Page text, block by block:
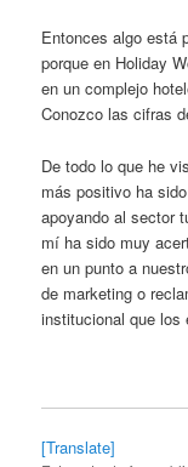
Entonces algo está
porque en Holiday
en un complejo
Conozco las cifras
De todo lo que he
más positivo ha
apoyando al sector
mí ha sido muy
en un punto a
de marketing o
institucional que los
[Translate]